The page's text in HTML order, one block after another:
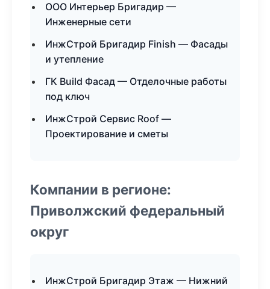
ООО Интерьер Бригадир —
Инженерные сети
ИнжСтрой Бригадир Finish — Фасады
и утепление
ГК Build Фасад — Отделочные работы
под ключ
ИнжСтрой Сервис Roof —
Проектирование и сметы
Компании в регионе:
Приволжский федеральный
округ
ИнжСтрой Бригадир Этаж — Нижний